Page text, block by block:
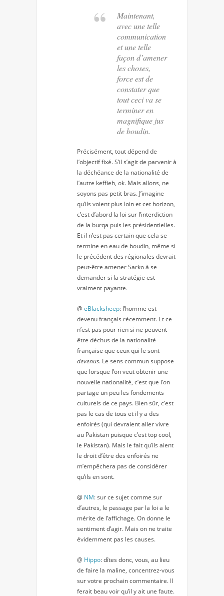
Maintenant,
avec une telle
communication
et une telle
façon d’amener
les choses,
force est de
constater que
tout ceci va se
terminer en
magnifique jus
de boudin.
Précisément, tout dépend de
l’objectif fixé. S’il s’agit de parvenir à
la déchéance de la nationalité de
l’autre keffieh, ok. Mais allons, ne
soyons pas petit bras. J’imagine
qu’ils voient plus loin et cet horizon,
c’est d’abord la loi sur l’interdiction
de la burqa puis les présidentielles.
Et il n’est pas certain que cela se
termine en eau de boudin, même si
le précédent des régionales devrait
peut-être amener Sarko à se
demander si la stratégie est
vraiment payante.
@ eBlacksheep: l’homme est
devenu français récemment. Et ce
n’est pas pour rien si ne peuvent
être déchus de la nationalité
française que ceux qui le sont
devenus. Le sens commun suppose
que lorsque l’on veut obtenir une
nouvelle nationalité, c’est que l’on
partage un peu les fondements
culturels de ce pays. Bien sûr, c’est
pas le cas de tous et il y a des
enfoirés (qui devraient aller vivre
au Pakistan puisque c’est top cool,
le Pakistan). Mais le fait qu’ils aient
le droit d’être des enfoirés ne
m’empêchera pas de considérer
qu’ils en sont.
@ NM: sur ce sujet comme sur
d’autres, le passage par la loi a le
mérite de l’affichage. On donne le
sentiment d’agir. Mais on ne traite
évidemment pas les causes.
@ Hippo: dîtes donc, vous, au lieu
de faire la maline, concentrez-vous
sur votre prochain commentaire. Il
ferait beau voir qu’il y ait une faute.